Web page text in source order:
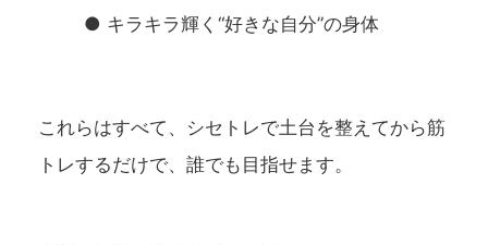
● キラキラ輝く“好きな自分”の身体
これらはすべて、シセトレで土台を整えてから筋
トレするだけで、誰でも目指せます。